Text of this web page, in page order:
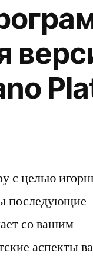
с целью
последующие
со вашим
аспекты